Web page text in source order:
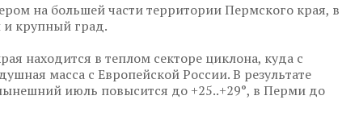
на большей части территории Пермского края, в
крупный град.
находится в теплом секторе циклона, куда с
масса с Европейской России. В результате
июль повысится до +25..+29°, в Перми до